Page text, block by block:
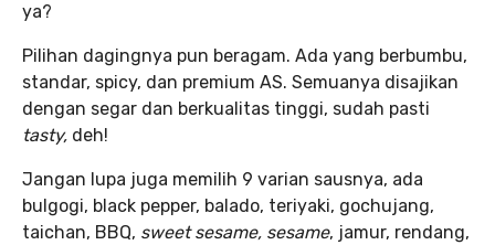
ya?
Pilihan dagingnya pun beragam. Ada yang berbumbu,
standar, spicy, dan premium AS. Semuanya disajikan
dengan segar dan berkualitas tinggi, sudah pasti
tasty, deh!
Jangan lupa juga memilih 9 varian sausnya, ada
bulgogi, black pepper, balado, teriyaki, gochujang,
taichan, BBQ, sweet sesame, sesame, jamur, rendang,